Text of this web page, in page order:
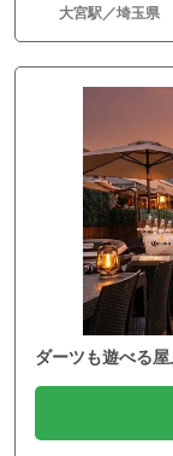
大宮駅／埼玉県
ダーツも遊べる